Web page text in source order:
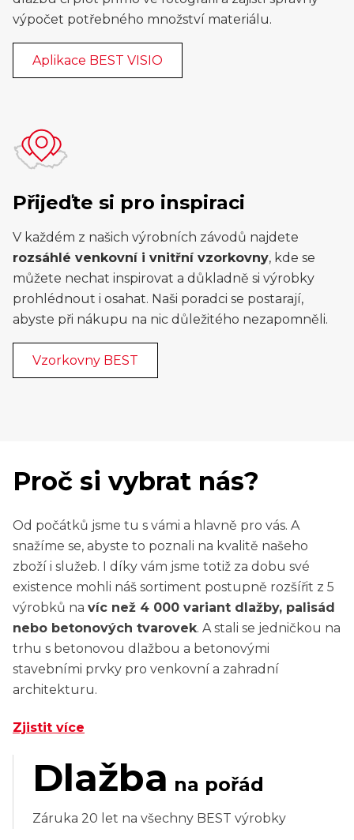
výpočet potřebného množství materiálu.
Aplikace BEST VISIO
Přijeďte si pro inspiraci
V každém z našich výrobních závodů najdete
rozsáhlé venkovní i vnitřní vzorkovny, kde se
můžete nechat inspirovat a důkladně si výrobky
prohlédnout i osahat. Naši poradci se postarají,
abyste při nákupu na nic důležitého nezapomněli.
Vzorkovny BEST
Proč si vybrat nás?
Od počátků jsme tu s vámi a hlavně pro vás. A
snažíme se, abyste to poznali na kvalitě našeho
zboží i služeb. I díky vám jsme totiž za dobu své
existence mohli náš sortiment postupně rozšířit z 5
výrobků na víc než 4 000 variant dlažby, palisád
nebo betonových tvarovek. A stali se jedničkou na
trhu s betonovou dlažbou a betonovými
stavebními prvky pro venkovní a zahradní
architekturu.
Zjistit více
Dlažba na pořád
Záruka 20 let na všechny BEST výrobky